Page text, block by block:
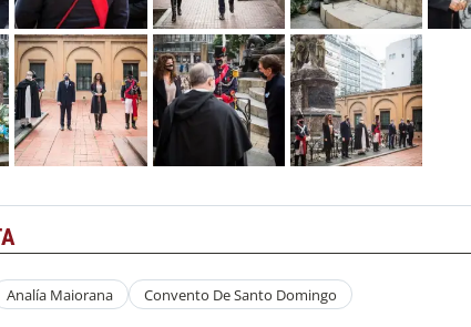
Analía Maiorana Convento De Santo Domingo